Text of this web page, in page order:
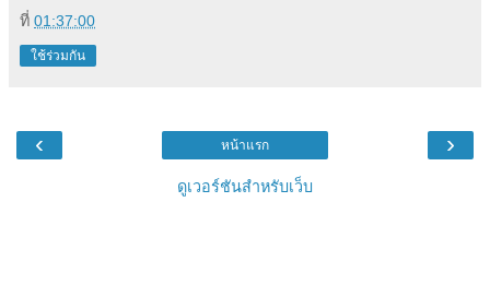
ที่ 01:37:00
ใช้ร่วมกัน
‹ ›
หน้าแรก
ดูเวอร์ชันสำหรับเว็บ